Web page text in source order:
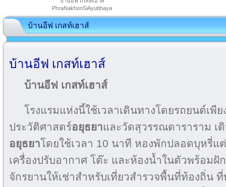
PhraNakhonSiAyutthaya
บ้านอีฟ เกสท์เฮาส์
บ้านอีฟ เกสท์เฮาส์
บ้านอีฟ เกสท์เฮาส์
โรงแรมแห่งนี้ใช้เวลาเดินทางโดยรถยนต์เพี
ประวัติศาสตร์อยุธยาและวัดสุวรรณดาราราม เ
อยุธยาโดยใช้เวลา 10 นาที หองพักปลอดบุหรี่
เครื่องปรับอากาศ โต๊ะ และห้องน้ำในตัวพร้อมฝั
จักรยานให้เช่าสำหรับเที่ยวสำรวจพื้นที่ท้องถิ่น